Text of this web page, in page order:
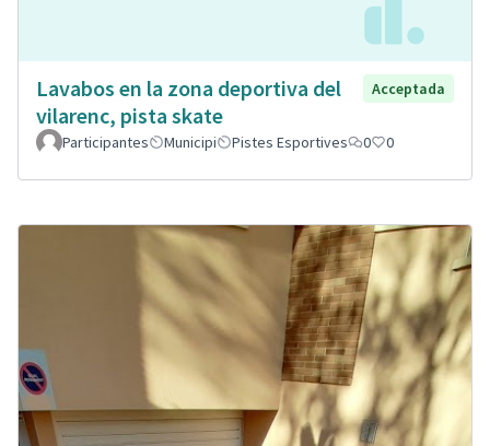
Lavabos en la zona deportiva del
vilarenc, pista skate
Acceptada
Participantes Municipi Pistes Esportives 0 0